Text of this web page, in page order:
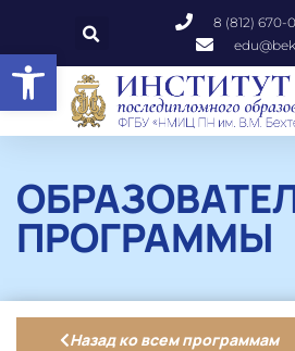
Открыть панель инструментов
8 (812) 670-
ПРОГРАММЫ
Назад ко всем программам